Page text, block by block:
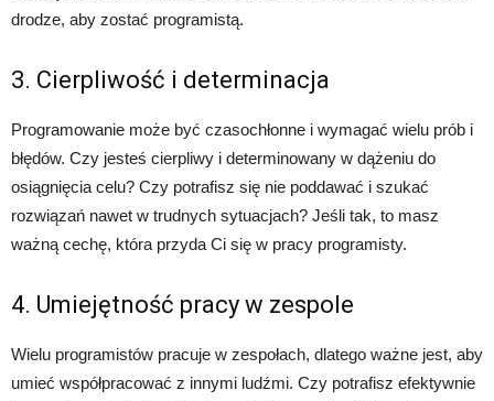
drodze, aby zostać programistą.
3. Cierpliwość i determinacja
Programowanie może być czasochłonne i wymagać wielu prób i
błędów. Czy jesteś cierpliwy i determinowany w dążeniu do
osiągnięcia celu? Czy potrafisz się nie poddawać i szukać
rozwiązań nawet w trudnych sytuacjach? Jeśli tak, to masz
ważną cechę, która przyda Ci się w pracy programisty.
4. Umiejętność pracy w zespole
Wielu programistów pracuje w zespołach, dlatego ważne jest, aby
umieć współpracować z innymi ludźmi. Czy potrafisz efektywnie